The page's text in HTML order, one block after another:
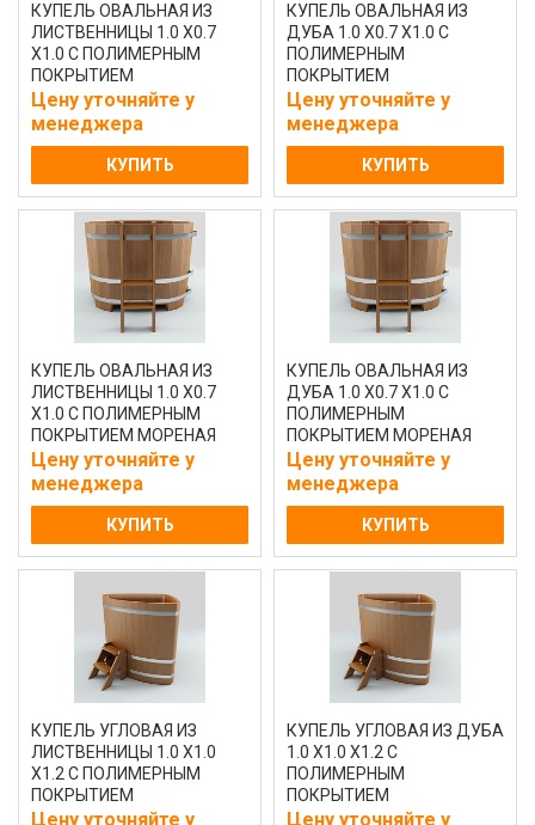
КУПЕЛЬ ОВАЛЬНАЯ ИЗ
ЛИСТВЕННИЦЫ 1.0 Х0.7
Х1.0 С ПОЛИМЕРНЫМ
ПОКРЫТИЕМ
НАТУРАЛЬНАЯ
Цену уточняйте у
менеджера
КУПИТЬ
КУПЕЛЬ ОВАЛЬНАЯ ИЗ
ДУБА 1.0 Х0.7 Х1.0 С
ПОЛИМЕРНЫМ
ПОКРЫТИЕМ
НАТУРАЛЬНАЯ
Цену уточняйте у
менеджера
КУПИТЬ
КУПЕЛЬ ОВАЛЬНАЯ ИЗ
ЛИСТВЕННИЦЫ 1.0 Х0.7
Х1.0 С ПОЛИМЕРНЫМ
ПОКРЫТИЕМ МОРЕНАЯ
Цену уточняйте у
менеджера
КУПИТЬ
КУПЕЛЬ ОВАЛЬНАЯ ИЗ
ДУБА 1.0 Х0.7 Х1.0 С
ПОЛИМЕРНЫМ
ПОКРЫТИЕМ МОРЕНАЯ
Цену уточняйте у
менеджера
КУПИТЬ
КУПЕЛЬ УГЛОВАЯ ИЗ
ЛИСТВЕННИЦЫ 1.0 Х1.0
Х1.2 С ПОЛИМЕРНЫМ
ПОКРЫТИЕМ
НАТУРАЛЬНАЯ
Цену уточняйте у
КУПЕЛЬ УГЛОВАЯ ИЗ ДУБА
1.0 Х1.0 Х1.2 С
ПОЛИМЕРНЫМ
ПОКРЫТИЕМ
НАТУРАЛЬНАЯ
Цену уточняйте у